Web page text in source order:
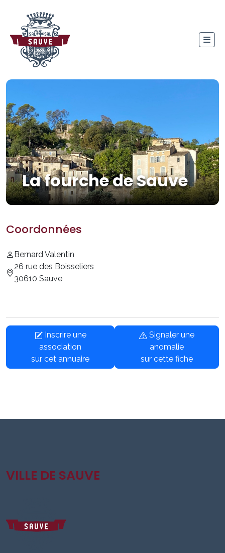
La fourche de Sauve
Coordonnées
Bernard Valentin
26 rue des Boisseliers
30610 Sauve
Inscrire une
association
sur cet annuaire
Signaler une
anomalie
sur cette fiche
VILLE DE SAUVE